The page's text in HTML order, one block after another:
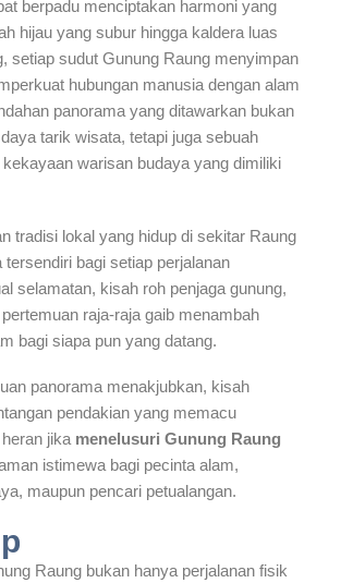
berpadu menciptakan harmoni yang
hijau yang subur hingga kaldera luas
setiap sudut Gunung Raung menyimpan
hubungan manusia dengan alam
panorama yang ditawarkan bukan
tarik wisata, tetapi juga sebuah
kekayaan warisan budaya yang dimiliki
tradisi lokal yang hidup di sekitar Raung
tersendiri bagi setiap perjalanan
selamatan, kisah roh penjaga gunung,
raja-raja gaib menambah
bagi siapa pun yang datang.
panorama menakjubkan, kisah
pendakian yang memacu
jika menelusuri Gunung Raung
istimewa bagi pecinta alam,
maupun pencari petualangan.
Raung bukan hanya perjalanan fisik